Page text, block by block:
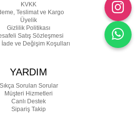
KVKK
Teslimat ve Kargo
Üyelik
Gizlilik Politikası
Satış Sözleşmesi
İade ve Değişim Koşulları
YARDIM
Sıkça Sorulan Sorular
Müşteri Hizmetleri
Canlı Destek
Sipariş Takip